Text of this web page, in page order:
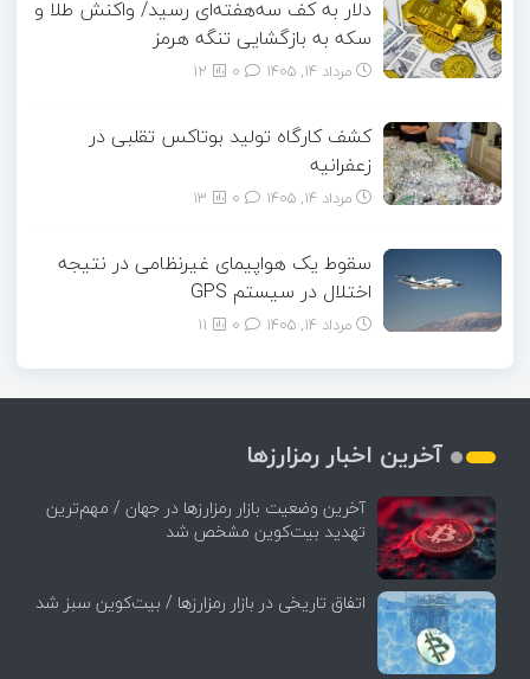
دلار به کف سه‌هفته‌ای رسید/ واکنش طلا و
سکه به بازگشایی تنگه هرمز
مرداد ۱۴, ۱۴۰۵ 12
کشف کارگاه تولید بوتاکس تقلبی در
زعفرانیه
مرداد ۱۴, ۱۴۰۵ 13
سقوط یک هواپیمای غیرنظامی در نتیجه
اختلال در سیستم‌ GPS
مرداد ۱۴, ۱۴۰۵ 11
آخرین اخبار رمزارزها
آخرین وضعیت بازار رمزارزها در جهان / مهم‌ترین
تهدید بیت‌کوین مشخص شد
اتفاق تاریخی در بازار رمزارزها / بیت‌کوین سبز شد